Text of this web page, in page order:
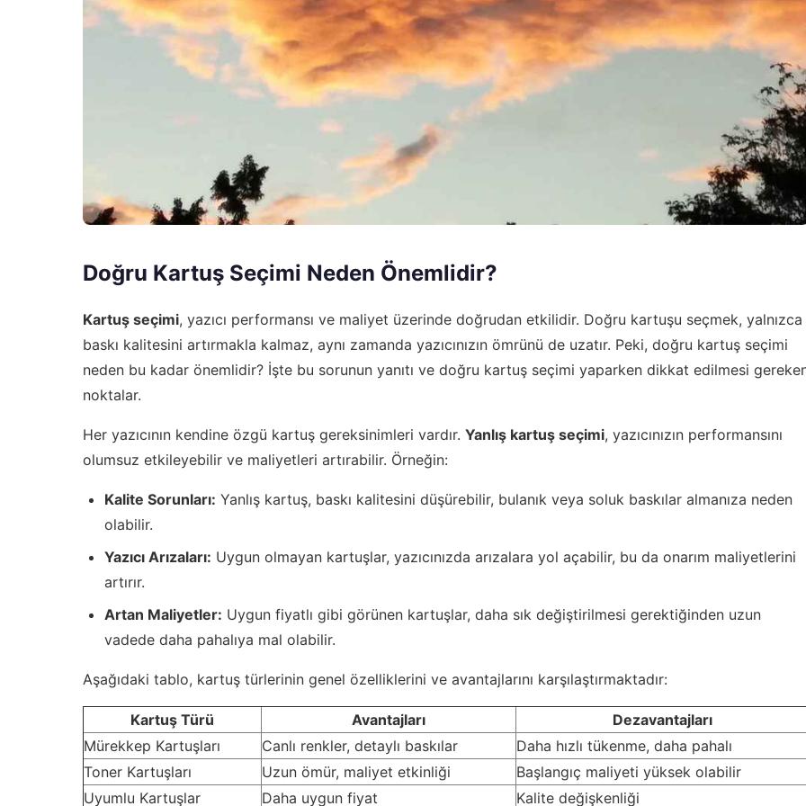
Doğru Kartuş Seçimi Neden Önemlidir?
Kartuş seçimi, yazıcı performansı ve maliyet üzerinde doğrudan etkilidir. Doğru kartuşu seçmek, yalnızca
baskı kalitesini artırmakla kalmaz, aynı zamanda yazıcınızın ömrünü de uzatır. Peki, doğru kartuş seçimi
neden bu kadar önemlidir? İşte bu sorunun yanıtı ve doğru kartuş seçimi yaparken dikkat edilmesi
noktalar.
Her yazıcının kendine özgü kartuş gereksinimleri vardır. Yanlış kartuş seçimi, yazıcınızın performansını
olumsuz etkileyebilir ve maliyetleri artırabilir. Örneğin:
Kalite Sorunları: Yanlış kartuş, baskı kalitesini düşürebilir, bulanık veya soluk baskılar almanıza neden
olabilir.
Yazıcı Arızaları: Uygun olmayan kartuşlar, yazıcınızda arızalara yol açabilir, bu da onarım maliyetlerini
artırır.
Artan Maliyetler: Uygun fiyatlı gibi görünen kartuşlar, daha sık değiştirilmesi gerektiğinden uzun
vadede daha pahalıya mal olabilir.
Aşağıdaki tablo, kartuş türlerinin genel özelliklerini ve avantajlarını karşılaştırmaktadır:
Kartuş Türü Avantajları
Dezavantajları
Mürekkep Kartuşları
Canlı renkler, detaylı baskılar
Daha hızlı tükenme, daha pahalı
Toner Kartuşları
Uzun ömür, maliyet etkinliği
Başlangıç maliyeti yüksek olabilir
Uyumlu Kartuşlar
Daha uygun fiyat Kalite değişkenliği